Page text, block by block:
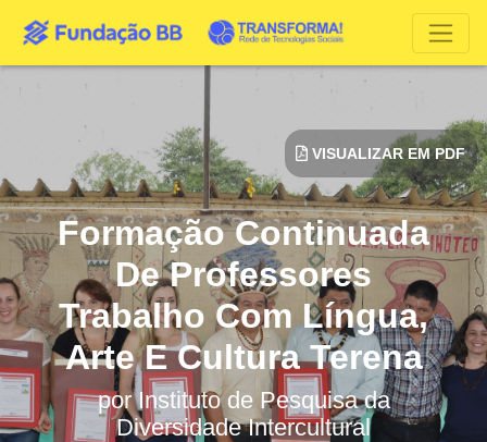
Formação Continuada
De Professores
Trabalho Com Língua,
Arte E Cultura Terena
porInstituto de Pesquisa da
Diversidade Intercultural
VISUALIZAR EM PDF